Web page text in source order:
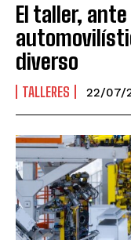
El taller,
diverso
TALLERES 22/07/